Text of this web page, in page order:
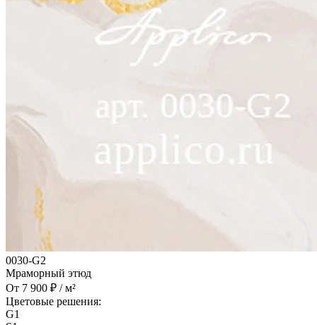
0030-G2
Мраморный этюд
От 7 900 ₽ / м²
Цветовые решения:
G1